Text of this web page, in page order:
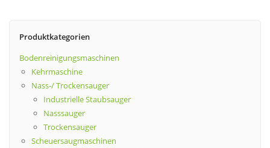
Produktkategorien
Bodenreinigungsmaschinen
Kehrmaschine
Nass-/ Trockensauger
Industrielle Staubsauger
Nasssauger
Trockensauger
Scheuersaugmaschinen